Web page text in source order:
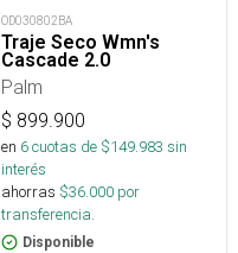
OD030802BA
Traje Seco Wmn's
Cascade 2.0
Palm
$ 899.900
en 6cuotas de $149.983 sin
interés
ahorras $36.000 por
transferencia.
Disponible